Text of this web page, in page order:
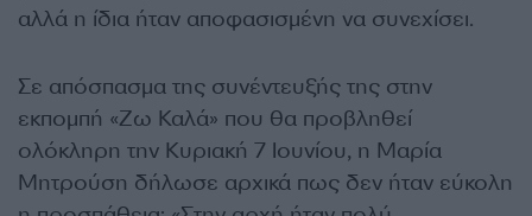
αλλά η ίδια ήταν αποφασισμένη να συνεχίσει.
Σε απόσπασμα της συνέντευξής της στην
εκπομπή «Ζω Καλά» που θα προβληθεί
ολόκληρη την Κυριακή 7 Ιουνίου, η Μαρία
Μητρούση δήλωσε αρχικά πως δεν ήταν εύκολη